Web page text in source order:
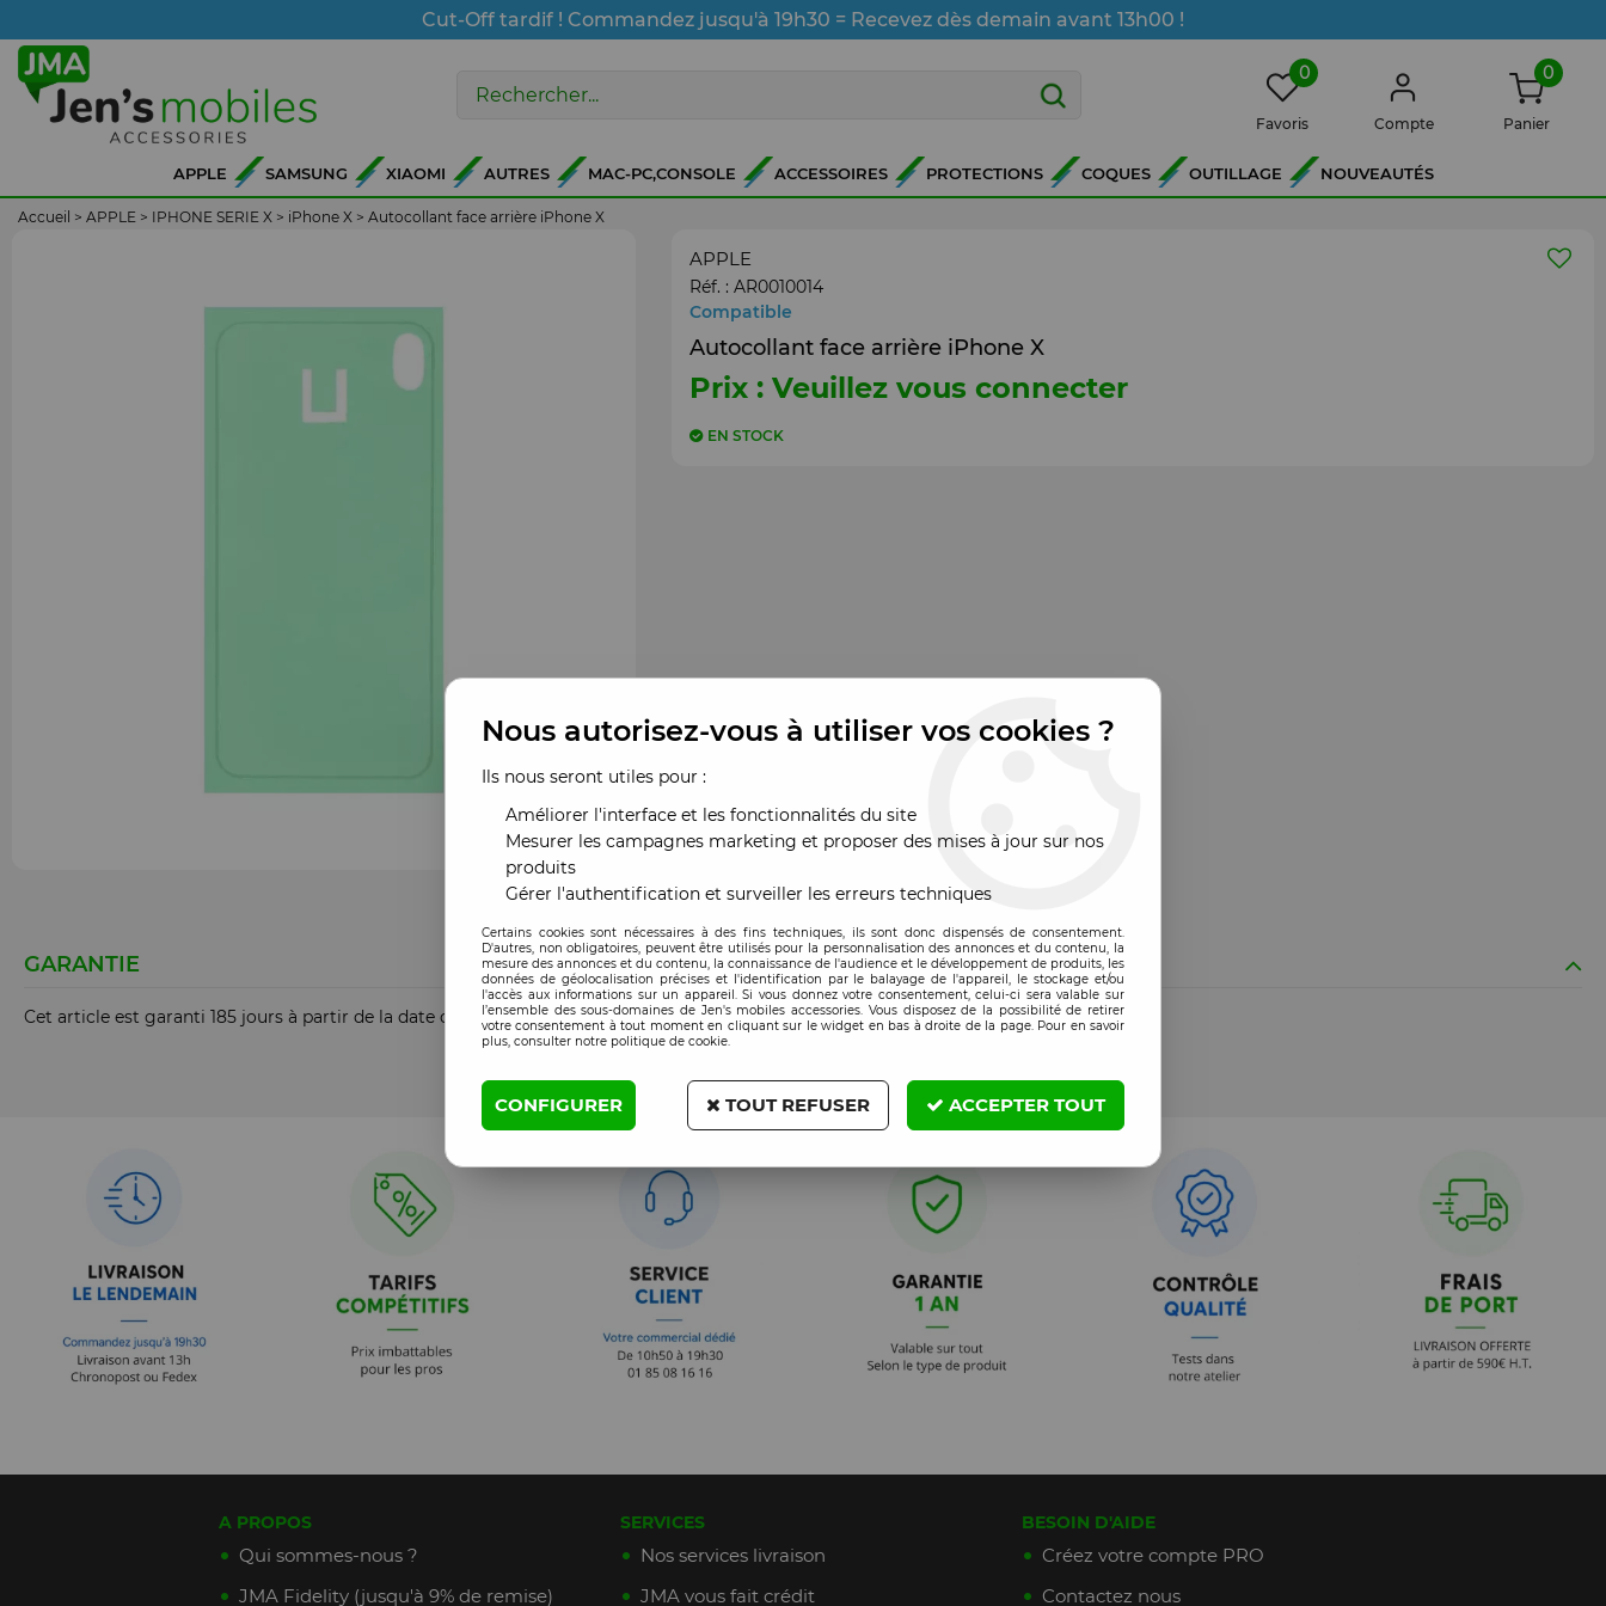
Cut-Off tardif ! Commandez jusqu'à 19h30 = Recevez dès demain avant 13h00 !
0
Favoris Compte
0
Panier
APPLE SAMSUNG XIAOMI AUTRES MAC-PC,CONSOLE ACCESSOIRES PROTECTIONS COQUES OUTILLAGE NOUVEAUTÉS
Accueil > APPLE > IPHONE SERIE X > iPhone X > Autocollant face arrière iPhone X
APPLE
Réf. : AR0010014
Compatible
Autocollant face arrière iPhone X
Prix : Veuillez vous connecter
EN STOCK
GARANTIE
Cet article est garanti 185 jours à partir de la date de commande
A PROPOS
Qui sommes-nous ?
JMA Fidelity (jusqu'à 9% de remise)
SERVICES
Nos services livraison
JMA vous fait crédit
BESOIN D'AIDE
Créez votre compte PRO
Contactez nous
Nous autorisez-vous à utiliser vos cookies ?
Ils nous seront utiles pour :
Améliorer l'interface et les fonctionnalités du site
Mesurer les campagnes marketing et proposer des mises à jour sur nos
produits
Gérer l'authentification et surveiller les erreurs techniques
Certains cookies sont nécessaires à des fins techniques, ils sont donc dispensés de consentement.
D'autres, non obligatoires, peuvent être utilisés pour la personnalisation des annonces et du contenu, la
mesure des annonces et du contenu, la connaissance de l'audience et le développement de produits, les
données de géolocalisation précises et l'identification par le balayage de l'appareil, le stockage et/ou
l'accès aux informations sur un appareil. Si vous donnez votre consentement, celui-ci sera valable sur
l’ensemble des sous-domaines de Jen's mobiles accessories. Vous disposez de la possibilité de retirer
votre consentement à tout moment en cliquant sur le widget en bas à droite de la page. Pour en savoir
plus, consulter notre politique de cookie.
CONFIGURER TOUT REFUSER ACCEPTER TOUT